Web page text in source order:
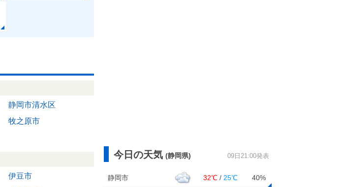
静岡市清水区
牧之原市
伊豆市
今日の天気 (静岡県) 09日21:00発表
静岡市 32℃ / 25℃ 40%